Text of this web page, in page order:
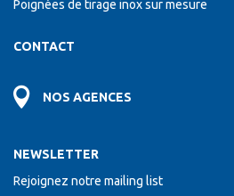
Poignées de tirage inox sur mesure
CONTACT
NOS AGENCES
NEWSLETTER
Rejoignez notre mailing list